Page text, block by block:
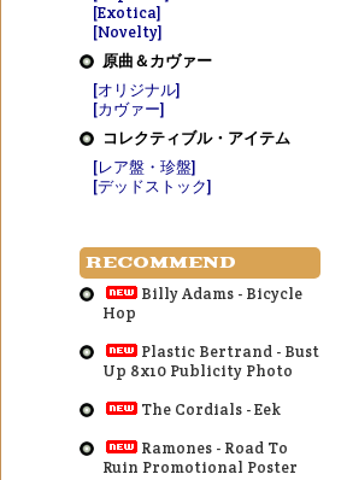
[Exotica]
[Novelty]
原曲＆カヴァー
[オリジナル]
[カヴァー]
コレクティブル・アイテム
[レア盤・珍盤]
[デッドストック]
RECOMMEND
Billy Adams - Bicycle
Hop
Plastic Bertrand - Bust
Up 8x10 Publicity Photo
The Cordials - Eek
Ramones - Road To
Ruin Promotional Poster